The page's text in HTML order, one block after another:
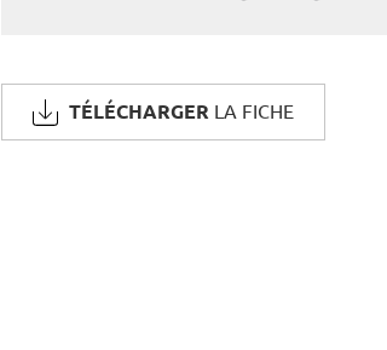
TÉLÉCHARGER LA FICHE